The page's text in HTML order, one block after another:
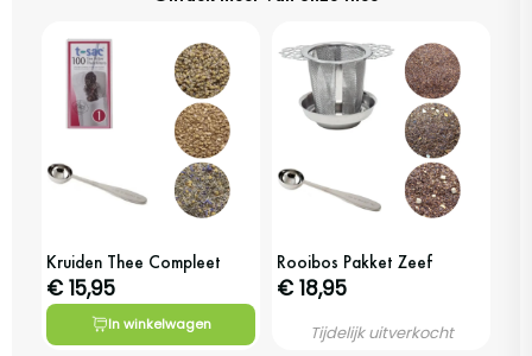
Kruiden Thee Compleet
€ 15,95
In winkelwagen
Rooibos Pakket Zeef
€ 18,95
Tijdelijk uitverkocht